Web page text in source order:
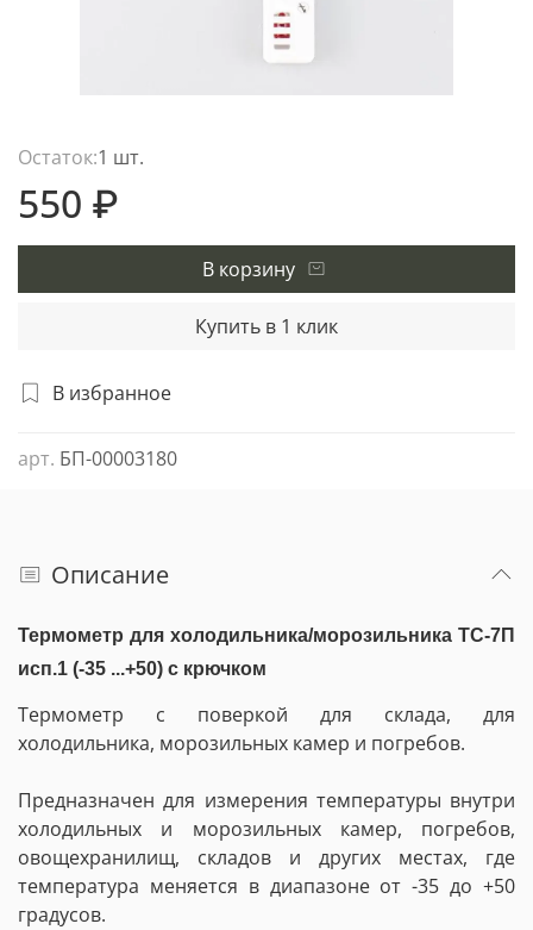
В избранное
арт. БП-00003180
Остаток:1 шт.
550 ₽
В корзину
Купить в 1 клик
Описание
Термометр для холодильника/морозильника ТС-7П
исп.1 (-35 ...+50) с крючком
Термометр с поверкой для склада, для
холодильника, морозильных камер и погребов.
Предназначен для измерения температуры внутри
холодильных и морозильных камер, погребов,
овощехранилищ, складов и других местах, где
температура меняется в диапазоне от -35 до +50
градусов.